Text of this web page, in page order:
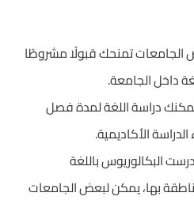
الجامعات تمنحك قبولًا مشروطًا
داخل الجامعة.
دراسة اللغة لمدة فصل
الأكاديمية.
البكالوريوس باللغة
ناطقة بها، يمكن لبعض الجامعات